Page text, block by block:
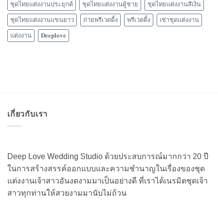
ชุดไทยแต่งงานประยุกต์ ชุดไทยแต่งงานผู้ชาย ชุดไทยแต่งงานสีเงิน
ชุดไทยแต่งงานแขนยาว ถ่ายพรีเวดดิ้ง พรีเวดดิ้ง เช่าชุดแต่งงาน
แต่งงาน 𝐃𝐞𝐞𝐩𝐥𝐨𝐯𝐞
เกี่ยวกับเรา
Deep Love Wedding Studio ด้วยประสบการณ์มากกว่า 20 ปี
ในการสร้างสรรค์ออกแบบและความชำนาญในเรื่องของชุด
แต่งงานเจ้าสาวอันงดงามมาเป็นอย่างดี ที่เราได้เนรมิตชุดเจ้า
สาวทุกท่านให้สวยงามมานับไม่ถ้วน